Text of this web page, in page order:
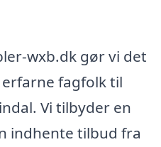
wxb.dk gør vi det
fagfolk til
Vi tilbyder en
indhente tilbud fra